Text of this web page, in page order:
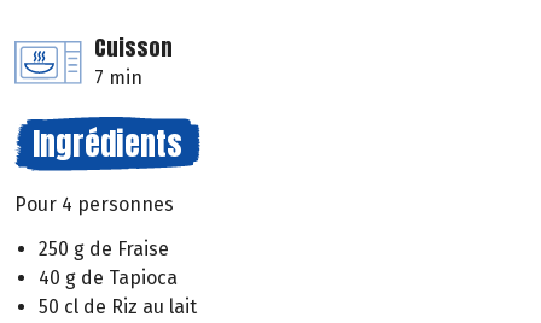
Cuisson
7 min
Ingrédients
Pour 4 personnes
250 g de Fraise
40 g de Tapioca
50 cl de Riz au lait